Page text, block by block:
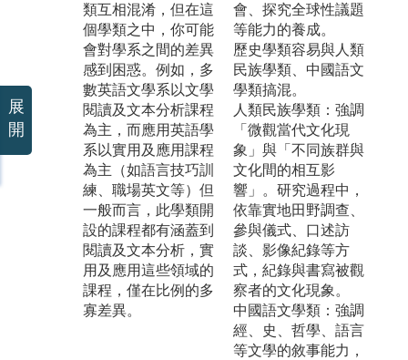
類互相混淆，但在這
個學類之中，你可能
會對學系之間的差異
感到困惑。例如，多
數英語文學系以文學
閱讀及文本分析課程
為主，而應用英語學
系以實用及應用課程
為主（如語言技巧訓
練、職場英文等）但
一般而言，此學類開
設的課程都有涵蓋到
閱讀及文本分析，實
用及應用這些領域的
課程，僅在比例的多
寡差異。
會、探究全球性議題
等能力的養成。
歷史學類容易與人類
民族學類、中國語文
學類搞混。
人類民族學類：強調
「微觀當代文化現
象」與「不同族群與
文化間的相互影
響」。研究過程中，
依靠實地田野調查、
參與儀式、口述訪
談、影像紀錄等方
式，紀錄與書寫被觀
察者的文化現象。
中國語文學類：強調
經、史、哲學、語言
等文學的敘事能力，
展
開